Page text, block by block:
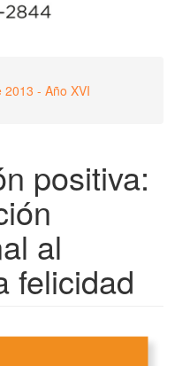
- Año XVI
positiva:
al
felicidad